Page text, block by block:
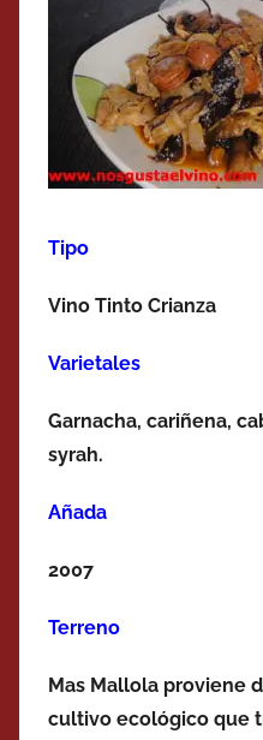
Tipo
Vino Tinto Crianza
Varietales
Garnacha, cariñena,
syrah.
Añada
2007
Terreno
Mas Mallola proviene
cultivo ecológico que